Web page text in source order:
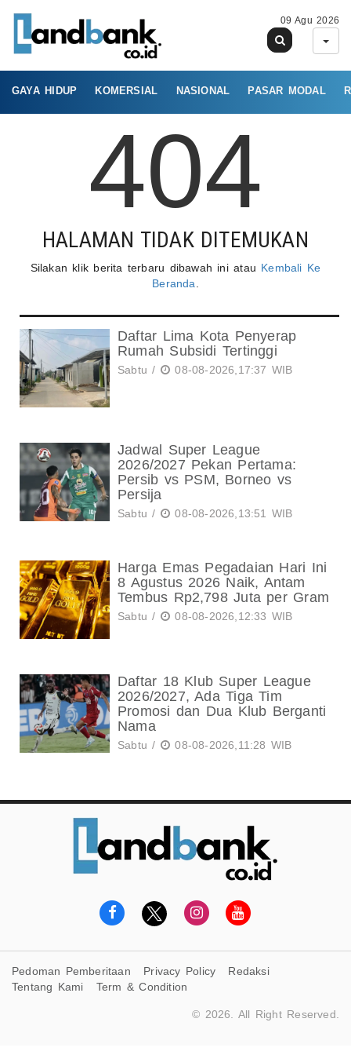
09 Agu 2026
GAYA HIDUP KOMERSIAL NASIONAL PASAR MODAL
404
HALAMAN TIDAK DITEMUKAN
Silakan klik berita terbaru dibawah ini atau Kembali Ke
Beranda
Daftar Lima Kota Penyerap
Rumah Subsidi Tertinggi
Sabtu / 08-08-2026,17:37 WIB
Jadwal Super League
2026/2027 Pekan Pertama:
Persib vs PSM, Borneo vs
Persija
Sabtu / 08-08-2026,13:51 WIB
Harga Emas Pegadaian Hari Ini
8 Agustus 2026 Naik, Antam
Tembus Rp2,798 Juta per Gram
Sabtu / 08-08-2026,12:33 WIB
Daftar 18 Klub Super League
2026/2027, Ada Tiga Tim
Promosi dan Dua Klub Berganti
Nama
Sabtu / 08-08-2026,11:28 WIB
Pedoman Pemberitaan Privacy Policy
Redaksi
Tentang Kami
Term & Condition
© 2026. All Right Reserved.